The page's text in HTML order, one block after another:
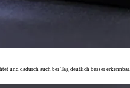
und dadurch auch bei Tag deutlich besser erkennbar.